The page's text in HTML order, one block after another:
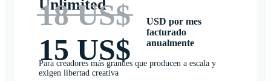
Unlimited
18 US$
15 US$
USD por mes
facturado
anualmente
Para creadores más grandes que producen a escala y
exigen libertad creativa